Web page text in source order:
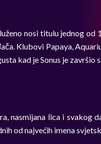
nosi titulu jednog
Klubovi Papaya,
kad je Sonus je
nasmijana lica i svakog
od najvećih imena